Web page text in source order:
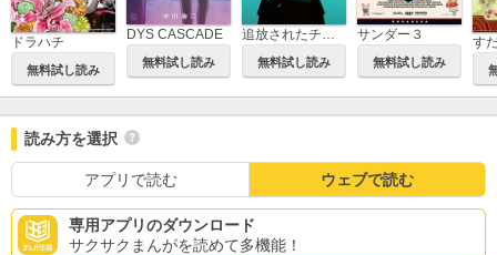
ドラハチ
無料試し読み
DYS CASCADE
無料試し読み 無料試し読み
サンダー３
無料試し読み
す
読み方を選択
アプリで読む ウェブで読む
専用アプリのダウンロード
サクサクまんがを読めて多機能！